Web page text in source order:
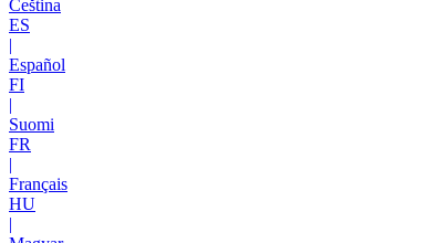
Čeština
ES
|
Español
FI
|
Suomi
FR
|
Français
HU
|